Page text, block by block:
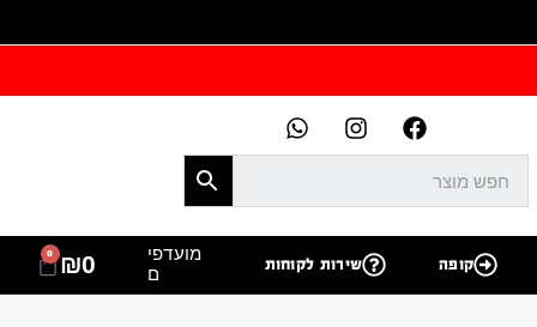
קופה שירות לקוחות
מועדפי
ם
₪0
0